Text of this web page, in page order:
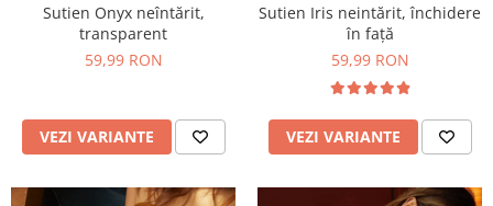
Sutien Onyx neîntărit,
transparent
59,99 RON
VEZI VARIANTE
Sutien Iris neintărit, închidere
în față
59,99 RON
VEZI VARIANTE